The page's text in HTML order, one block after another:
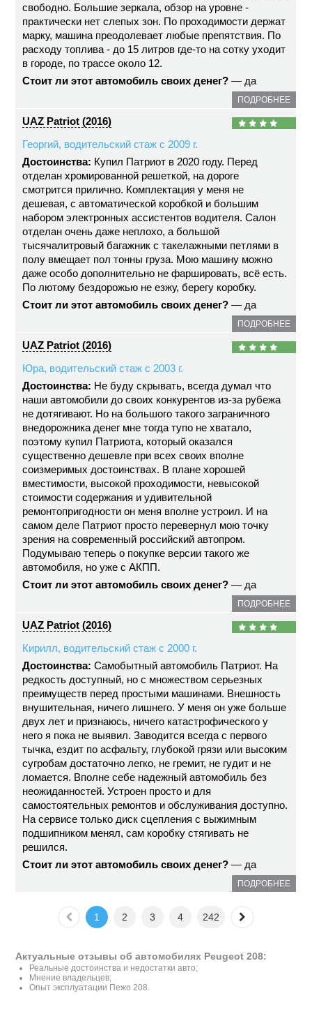
свободно. Большие зеркала, обзор на уровне -
практически нет слепых зон. По проходимости держат
марку, машина преодолевает любые препятствия. По
расходу топлива - до 15 литров где-то на сотку уходит
в городе, по трассе около 12.
Стоит ли этот автомобиль своих денег? — да
ПОДРОБНЕЕ
UAZ Patriot (2016)
Георгий, водительский стаж с 2009 г.
Достоинства: Купил Патриот в 2020 году. Перед
отделан хромированной решеткой, на дороге
смотрится прилично. Комплектация у меня не
дешевая, с автоматической коробкой и большим
набором электронных ассистентов водителя. Салон
отделан очень даже неплохо, а большой
тысячалитровый багажник с такелажными петлями в
полу вмещает пол тонны груза. Мою машину можно
даже особо дополнительно не фаршировать, всё есть.
По лютому бездорожью не езжу, берегу коробку.
Стоит ли этот автомобиль своих денег? — да
ПОДРОБНЕЕ
UAZ Patriot (2016)
Юра, водительский стаж с 2003 г.
Достоинства: Не буду скрывать, всегда думал что
наши автомобили до своих конкурентов из-за рубежа
не дотягивают. Но на большого такого заграничного
внедорожника денег мне тогда тупо не хватало,
поэтому купил Патриота, который оказался
существенно дешевле при всех своих вполне
соизмеримых достоинствах. В плане хорошей
вместимости, высокой проходимости, невысокой
стоимости содержания и удивительной
ремонтопригодности он меня вполне устроил. И на
самом деле Патриот просто перевернул мою точку
зрения на современный российский автопром.
Подумываю теперь о покупке версии такого же
автомобиля, но уже с АКПП.
Стоит ли этот автомобиль своих денег? — да
ПОДРОБНЕЕ
UAZ Patriot (2016)
Кирилл, водительский стаж с 2000 г.
Достоинства: Самобытный автомобиль Патриот. На
редкость доступный, но с множеством серьезных
преимуществ перед простыми машинами. Внешность
внушительная, ничего лишнего. У меня он уже больше
двух лет и признаюсь, ничего катастрофического у
него я пока не выявил. Заводится всегда с первого
тычка, ездит по асфальту, глубокой грязи или высоким
сугробам достаточно легко, не гремит, не гудит и не
ломается. Вполне себе надежный автомобиль без
неожиданностей. Устроен просто и для
самостоятельных ремонтов и обслуживания доступно.
На сервисе только диск сцепления с выжимным
подшипником менял, сам коробку стягивать не
решился.
Стоит ли этот автомобиль своих денег? — да
ПОДРОБНЕЕ
1 2 3 4 242
Актуальные отзывы об автомобилях Peugeot 208:
Реальные достоинства и недостатки авто;
Мнение владельцев;
Опыт эксплуатации Пежо 208.